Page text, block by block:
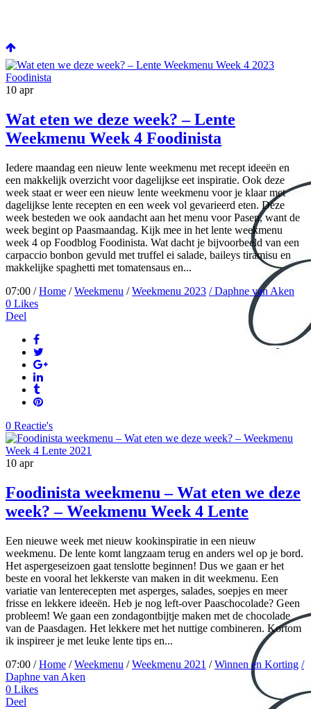
10 apr
Wat eten we deze week? – Lente
Weekmenu Week 4 Foodinista
Iedere maandag een nieuw lente weekmenu met recept ideeën en
een makkelijk overzicht voor dagelijkse eet inspiratie. Ook deze
week staat er weer een nieuw lente weekmenu voor je klaar met
dagelijkse lente recepten en een week vol gevarieerd eten. Deze
week besteden we ook aandacht aan het menu voor Pasen, want de
week begint op Paasmaandag. Kijk mee in het lente weekmenu
week 4 op Foodblog Foodinista. Wat dacht je bijvoorbeeld van een
carpaccio bonbon gevuld met truffel ei salade, baileys tiramisu en
makkelijke spaghetti met tomatensaus en...
07:00 /Home /Weekmenu /Weekmenu 2023 / Daphne van Aken
0 Likes
Deel
0 Reactie's
10 apr
Foodinista weekmenu – Wat eten we deze
week? – Weekmenu Week 4 Lente
Een nieuwe week met nieuw kookinspiratie in een nieuw
weekmenu. De lente komt langzaam terug en anders wel op je bord.
Het aspergeseizoen gaat tenslotte beginnen! Dus we gaan er het
beste en vooral het lekkerste van maken in dit weekmenu. Een
variatie van lenterecepten met asperges, salades, soepjes en meer
frisse en lekkere ideeën. Heb je nog left-over Paaschocolade? Geen
probleem! We gaan een zondagontbijtje maken met de chocolade
van de Paasdagen. Het lekkere met het nuttige combineren. Kortom
ik inspireer je met leuke lente tips en...
07:00 /Home /Weekmenu /Weekmenu 2021 /Winnen en Korting /
Daphne van Aken
0 Likes
Deel